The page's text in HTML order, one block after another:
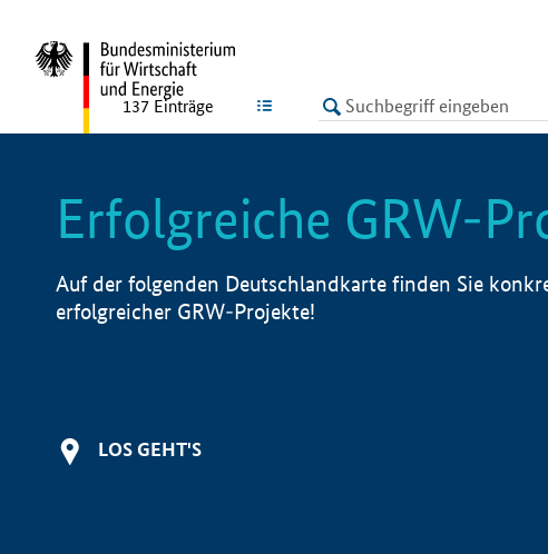
LISTE
137 Einträge
Erfolgreiche GRW-
Auf der folgenden Deutschlandkarte finden Sie
erfolgreicher GRW-Projekte!
LOS GEHT'S